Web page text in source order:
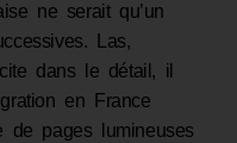
ne serait qu’un
Las,
dans le détail, il
en France
de pages lumineuses